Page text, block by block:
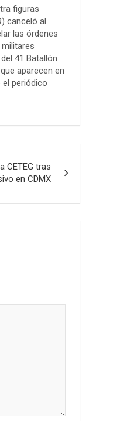
figuras
canceló al
las órdenes
41 Batallón
aparecen en
periódico
CETEG tras
en CDMX